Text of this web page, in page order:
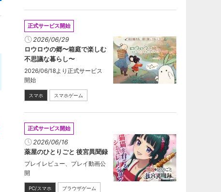
正式サービス開始
2026/06/29
ロウロウの郷〜箱庭で楽しむ
不思議な暮らし〜
2026/06/18より正式サービス
開始
スマホ スマホゲーム
正式サービス開始
2026/06/16
薬屋のひとりごと 後宮異聞録
プレイレビュー、プレイ動画公
開
PC/スマホ ブラウザゲーム